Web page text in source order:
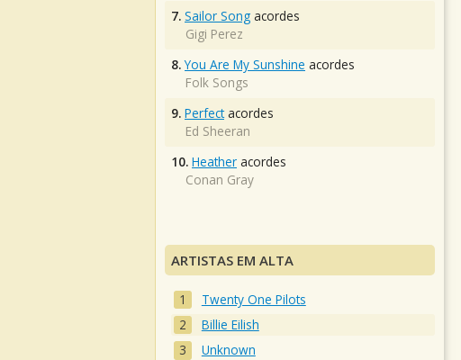
7. Sailor Song acordes
Gigi Perez
8. You Are My Sunshine acordes
Folk Songs
9. Perfectacordes
Ed Sheeran
10. Heather acordes
Conan Gray
ARTISTAS EM ALTA
Twenty One Pilots
Billie Eilish
Unknown